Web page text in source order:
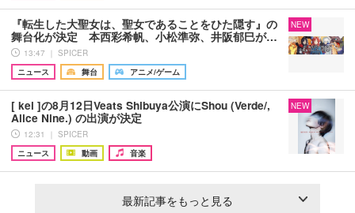
『転生した大聖女は、聖女であることをひた隠す』の
舞台化が決定 本西彩希帆、小松準弥、井阪郁巳が…
13:47 ｜ SPICER
ニュース
舞台 アニメ/ゲーム
NEW
[ kei ]の8月12日Veats Shibuya公演にShou (Verde/,
Alice Nine.) の出演が決定
12:31 ｜ SPICER
ニュース
動画 音楽
NEW
最新記事をもっと見る